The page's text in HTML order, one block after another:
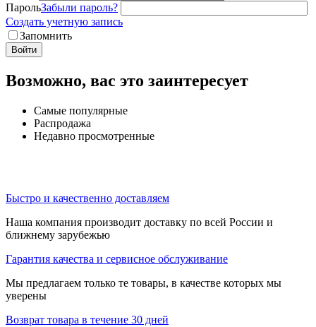
ПарольЗабыли пароль?
Создать учетную запись
Запомнить
Войти
Возможно, вас это заинтересует
Самые популярные
Распродажа
Недавно просмотренные
Быстро и качественно доставляем
Наша компания производит доставку по всей России и
ближнему зарубежью
Гарантия качества и сервисное обслуживание
Мы предлагаем только те товары, в качестве которых мы
уверены
Возврат товара в течение 30 дней